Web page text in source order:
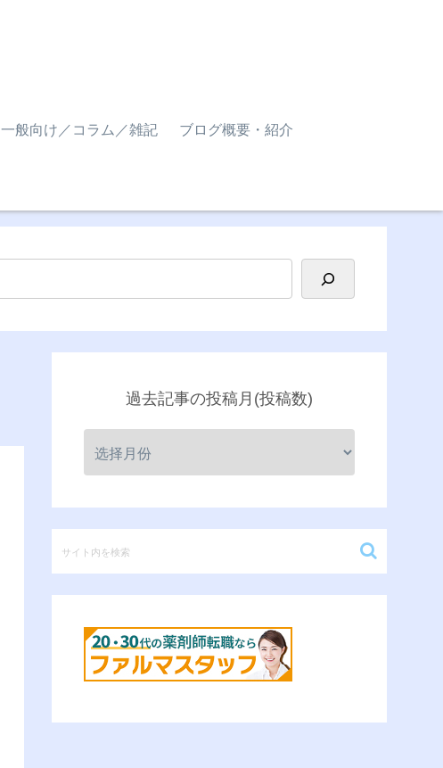
一般向け／コラム／雑記 ブログ概要・紹介
過去記事の投稿月(投稿数)